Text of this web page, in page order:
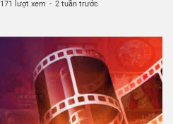
171 lượt xem - 2 tuần trước